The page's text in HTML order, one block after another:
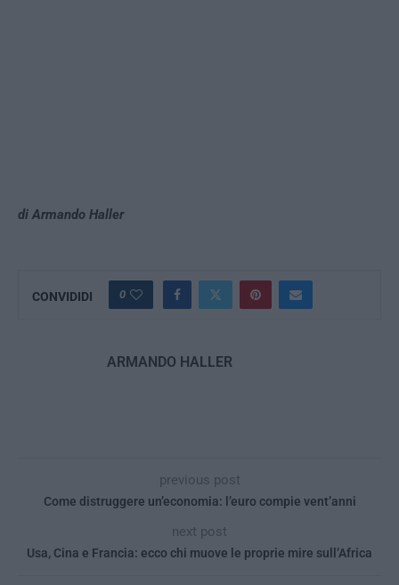
di Armando Haller
CONVIDIDI 0
ARMANDO HALLER
previous post
Come distruggere un’economia: l’euro compie vent’anni
next post
Usa, Cina e Francia: ecco chi muove le proprie mire sull’Africa